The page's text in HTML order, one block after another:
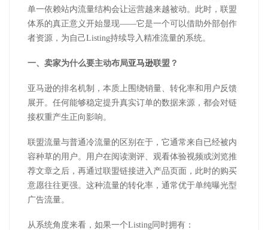
单一依赖站内流量结构会让运营越来越被动。此时，联盟
体系的真正意义开始显现——它是一个可以借助外部创作
者资源，为自己Listing持续导入精准流量的系统。
一、卖家为什么要主动布局亚马逊联盟？
亚马逊的排名机制，本质上围绕销量、转化率和用户反馈
展开。任何能够稳定提升真实订单的数据来源，都会对链
接权重产生正向影响。
联盟流量与普通冷流量的区别在于，它通常来自已经被内
容种草的用户。用户在阅读测评、观看体验视频或浏览推
荐文章之后，再通过联盟链接进入产品页面，此时的购买
意愿往往更强。这种流量的转化率，通常优于单纯曝光型
广告流量。
从系统角度来看，如果一个Listing同时拥有：